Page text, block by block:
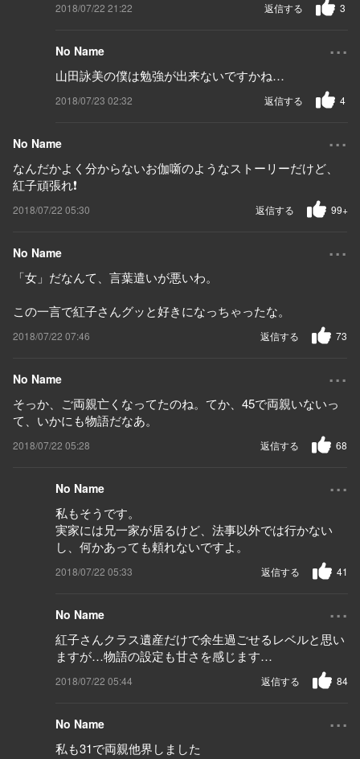
2018/07/22 21:22 3
返信する
No Name ...
山田詠美の僕は勉強が出来ないですかね…
2018/07/23 02:32 4
返信する
No Name ...
なんだかよく分からないお伽噺のようなストーリーだけど、
紅子頑張れ❗
2018/07/22 05:30 99+
返信する
No Name ...
「女」だなんて、言葉遣いが悪いわ。
この一言で紅子さんグッと好きになっちゃったな。
2018/07/22 07:46 73
返信する
No Name ...
そっか、ご両親亡くなってたのね。てか、45で両親いないっ
て、いかにも物語だなあ。
2018/07/22 05:28 68
返信する
No Name ...
私もそうです。
実家には兄一家が居るけど、法事以外では行かない
し、何かあっても頼れないですよ。
2018/07/22 05:33 41
返信する
No Name ...
紅子さんクラス遺産だけで余生過ごせるレベルと思い
ますが…物語の設定も甘さを感じます…
2018/07/22 05:44 84
返信する
No Name ...
私も31で両親他界しました